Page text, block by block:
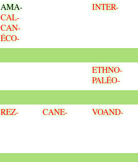
AMA-
CAL-
CAN-
ÉCO-
INTER-
ETHNO-
PALÉO-
REZ- CANE- VOAND-